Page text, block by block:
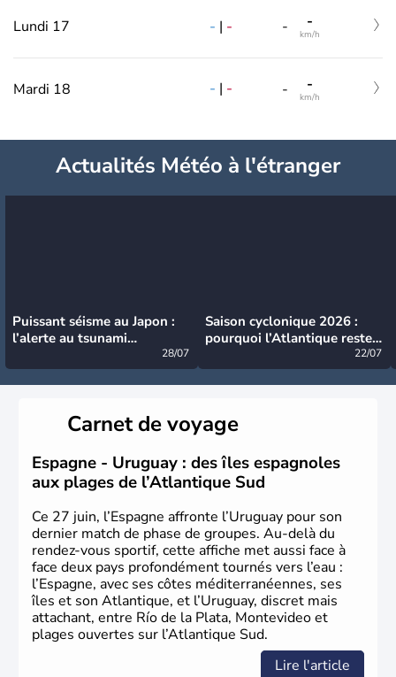
Lundi 17 - | - - -
km/h
Mardi 18 - | - - -
km/h
Actualités Météo à l'étranger
Puissant séisme au Japon :
l’alerte au tsunami
28/07
Saison cyclonique 2026 :
pourquoi l’Atlantique reste
22/07
Carnet de voyage
Espagne - Uruguay : des îles espagnoles
aux plages de l’Atlantique Sud
Ce 27 juin, l’Espagne affronte l’Uruguay pour son
dernier match de phase de groupes. Au-delà du
rendez-vous sportif, cette affiche met aussi face à
face deux pays profondément tournés vers l’eau :
l’Espagne, avec ses côtes méditerranéennes, ses
îles et son Atlantique, et l’Uruguay, discret mais
attachant, entre Río de la Plata, Montevideo et
plages ouvertes sur l’Atlantique Sud.
Lire l'article